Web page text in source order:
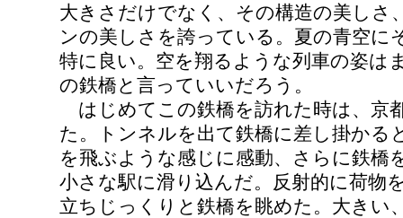
大きさだけでなく、その構造の美しさ
ンの美しさを誇っている。夏の青空に
特に良い。空を翔るような列車の姿は
の鉄橋と言っていいだろう。
はじめてこの鉄橋を訪れた時は、京
た。トンネルを出て鉄橋に差し掛かる
を飛ぶような感じに感動、さらに鉄橋
小さな駅に滑り込んだ。反射的に荷物
立ちじっくりと鉄橋を眺めた。大きい